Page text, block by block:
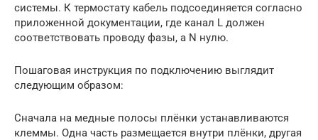
системы. К термостату кабель подсоединяется согласно
приложенной документации, где канал L должен
соответствовать проводу фазы, а N нулю.
Пошаговая инструкция по подключению выглядит
следующим образом:
Сначала на медные полосы плёнки устанавливаются
клеммы. Одна часть размещается внутри плёнки, другая